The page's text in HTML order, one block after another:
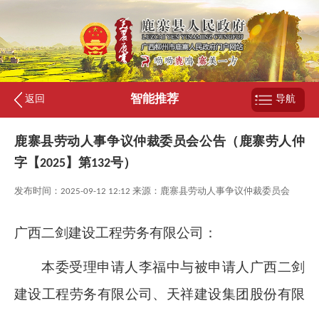
返回 智能推荐 导航
鹿寨县劳动人事争议仲裁委员会公告（鹿寨劳人仲
字【2025】第132号）
发布时间：2025-09-12 12:12 来源：鹿寨县劳动人事争议仲裁委员会
广西二剑建设工程劳务有限公司：
本委受理申请人李福中与被申请人广西二剑
建设工程劳务有限公司、天祥建设集团股份有限